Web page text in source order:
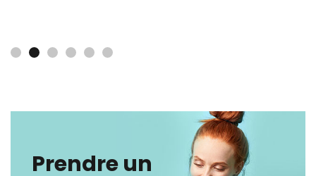
Prendre un